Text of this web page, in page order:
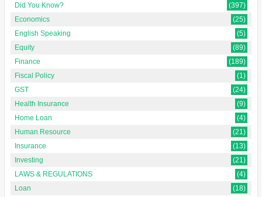
Did You Know?
(397)
Economics
(25)
English Speaking
(5)
Equity
(89)
Finance
(189)
Fiscal Policy
(1)
GST
(24)
Health Insurance
(9)
Home Loan
(4)
Human Resource
(21)
Insurance
(13)
Investing
(21)
LAWS & REGULATIONS
(4)
Loan
(18)